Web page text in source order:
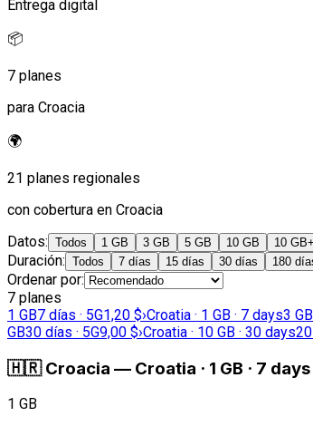
Entrega digital
📦
7 planes
para Croacia
🌍
21 planes regionales
con cobertura en Croacia
Datos: Todos 1 GB 3 GB 5 GB 10 GB 10 GB+
Duración: Todos 7 días 15 días 30 días 180
Ordenar por:
7 planes
1 GB7 días · 5G1,20 $›Croatia · 1 GB · 7 days3 GB
GB30 días · 5G9,00 $›Croatia · 10 GB · 30 days
🇭🇷 Croacia — Croatia · 1 GB · 7 days
1 GB